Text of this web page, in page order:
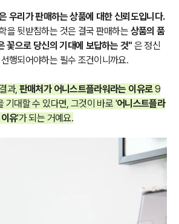
우리가 판매하는 상품에 대한 신뢰도입니다.
을 뒷받침하는 것은 결국 판매하는 상품의 품
꽃으로 당신의 기대에 보답하는 것" 은 정신
행되어야하는 필수 조건이니까요.
과, 판매처가 어니스트플라워라는 이유로9
기대할 수 있다면, 그것이 바로 '어니스트플라
유'가 되는 거예요.